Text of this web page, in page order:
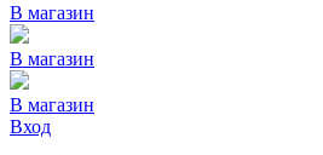
В магазин
В магазин
В магазин
Вход